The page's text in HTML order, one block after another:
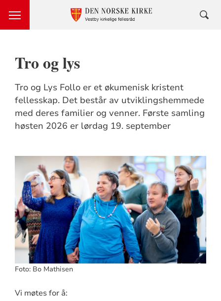
Tro og lys
Tro og Lys Follo er et økumenisk kristent
fellesskap. Det består av utviklingshemmede
med deres familier og venner. Første samling
høsten 2026 er lørdag 19. september
Foto: Bo Mathisen
Vi møtes for å: